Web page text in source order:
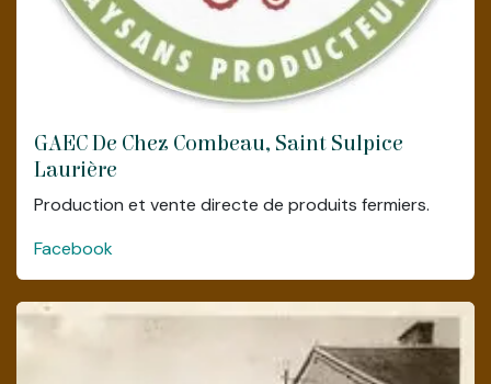
GAEC De Chez Combeau, Saint Sulpice
Laurière
Production et vente directe de produits fermiers.
Facebook
Chambre d'hôte (ouverture en mars